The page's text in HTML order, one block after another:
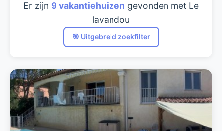
Er zijn 9 vakantiehuizen gevonden met Le
lavandou
🎯 Uitgebreid zoekfilter